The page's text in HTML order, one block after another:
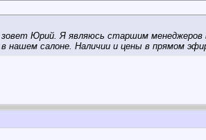
Юрий. Я являюсь старшим
нашем салоне. Наличии и цены в прямом